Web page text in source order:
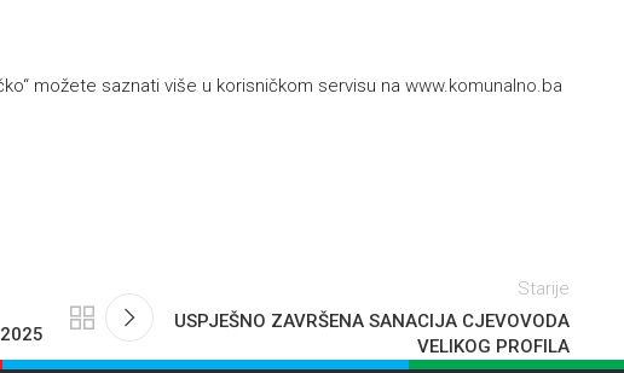
možete saznati više u korisničkom servisu na www.komunalno.ba
Starije
USPJEŠNO ZAVRŠENA SANACIJA CJEVOVODA
VELIKOG PROFILA